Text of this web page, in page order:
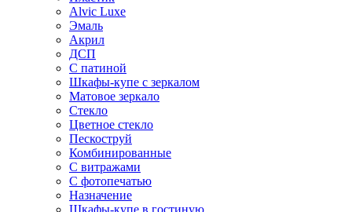
Alvic Luxe
Эмаль
Акрил
ДСП
С патиной
Шкафы-купе с зеркалом
Матовое зеркало
Стекло
Цветное стекло
Пескоструй
Комбинированные
С витражами
С фотопечатью
Назначение
Шкафы-купе в гостиную